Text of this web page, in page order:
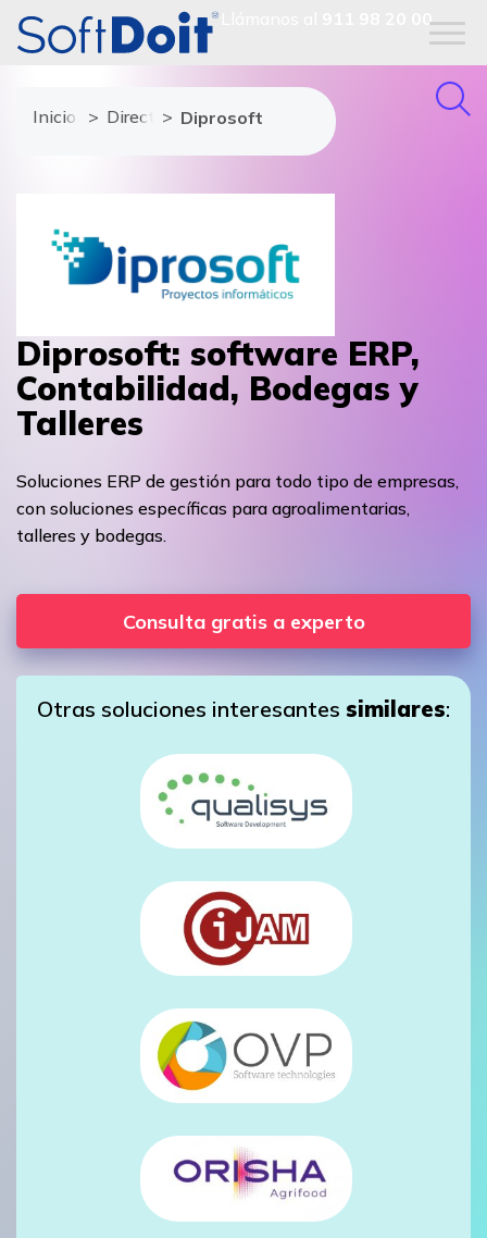
911 98 20 00
Inicio Directorio de proveedores
Diprosoft
Diprosoft: software ERP,
Contabilidad, Bodegas y
Talleres
Soluciones ERP de gestión para todo tipo de empresas,
con soluciones específicas para agroalimentarias,
talleres y bodegas.
Consulta gratis a experto
Otras soluciones interesantes similares: